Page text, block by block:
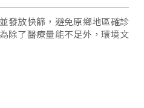
發放快篩，避免原鄉地區確診
除了醫療量能不足外，環境文